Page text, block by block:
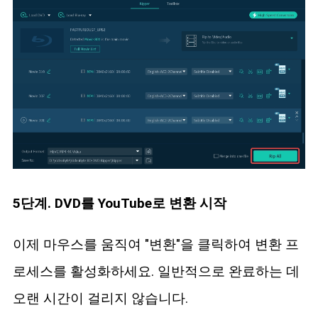
5단계. DVD를 YouTube로 변환 시작
이제 마우스를 움직여 "변환"을 클릭하여 변환 프
로세스를 활성화하세요. 일반적으로 완료하는 데
오랜 시간이 걸리지 않습니다.